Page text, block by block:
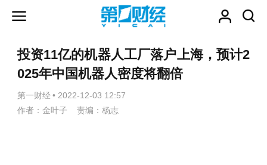
投资11亿的机器人工厂落户上海，预计2
025年中国机器人密度将翻倍
第一财经 • 2022-12-03 12:57
作者：金叶子 责编：杨志